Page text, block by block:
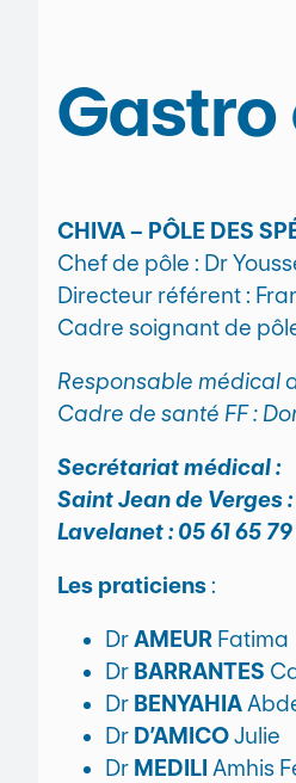
CHIVA – PÔLE DES
Chef de pôle : Dr
Directeur référent :
Cadre soignant de
Responsable médical
Cadre de santé FF :
Secrétariat médical :
Saint Jean de Verges :
Lavelanet : 05 61 65
Les praticiens:
DrAMEUR Fatima
Dr BARRANTES
Dr BENYAHIA
Dr D’AMICOJulie
Dr MEDILI Amhis